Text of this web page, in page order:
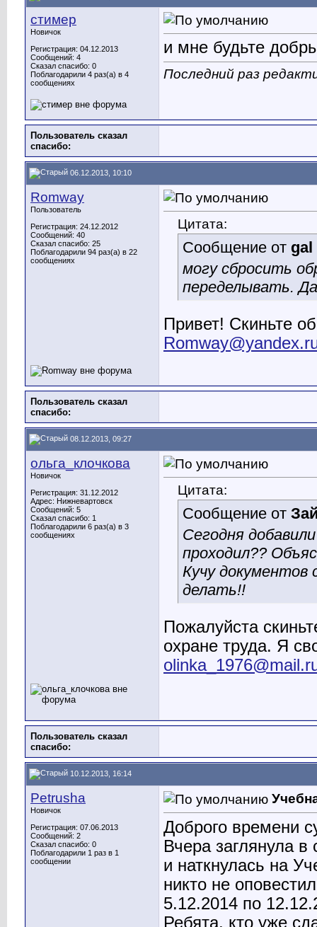
стимер
Новичок
Регистрация: 04.12.2013
Сообщений: 4
Сказал спасибо: 0
Поблагодарили 4 раз(а) в 4
сообщениях
и мне будьте
Последний раз
Пользователь сказал
cпасибо:
06.12.2013, 10:10
Romway
Пользователь
Регистрация: 24.12.2012
Сообщений: 40
Сказал спасибо: 25
Поблагодарили 94 раз(а) в 22
сообщениях
Цитата:
Сообщение от gal
могу сбросить
переделывать.
Привет! Скиньте
Пользователь сказал
cпасибо:
08.12.2013, 09:27
ольга_клочкова
Новичок
Регистрация: 31.12.2012
Адрес: Нижневартовск
Сообщений: 5
Сказал спасибо: 1
Поблагодарили 6 раз(а) в 3
сообщениях
Цитата:
Сообщение от
Сегодня
проходил??
Кучу документов
делать!!
Пожалуйста
охране труда. Я
Пользователь сказал
cпасибо:
10.12.2013, 16:14
Petrusha
Новичок
Регистрация: 07.06.2013
Сообщений: 2
Сказал спасибо: 0
Поблагодарили 1 раз в 1
сообщении
Доброго времени
Вчера заглянула
и наткнулась на
никто не
5.12.2014 по
Ребята, кто уже